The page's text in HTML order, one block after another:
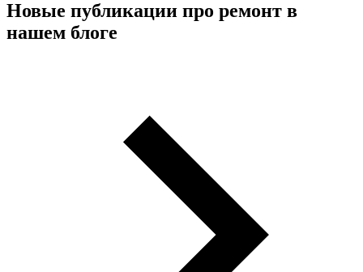
Новые публикации про ремонт в
нашем блоге